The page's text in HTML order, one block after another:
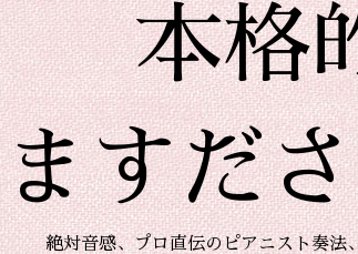
本格
ますだ
絶対音感、プロ直伝のピアニスト奏法